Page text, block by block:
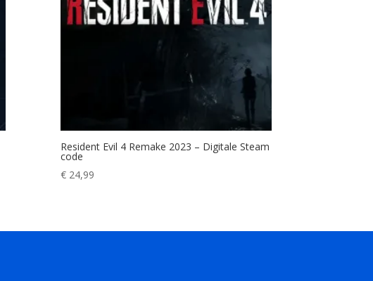
Resident Evil 4 Remake 2023 – Digitale Steam
code
€ 24,99